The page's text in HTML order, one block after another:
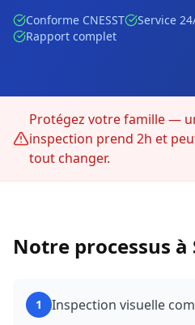
Conforme CNESST Service
Rapport complet
Protégez votre famille —
inspection prend 2h et
tout changer.
Notre processus à
1 Inspection visuelle